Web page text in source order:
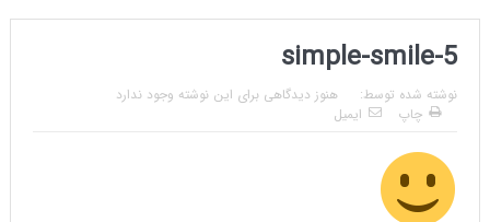
simple-smile-5
نوشته شده توسط:
هنوز دیدگاهی برای این نوشته وجود ندارد
چاپ
ایمیل